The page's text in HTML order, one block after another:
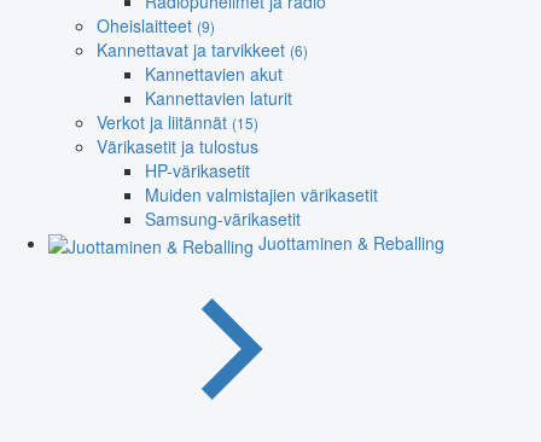
Oheislaitteet (9)
Kannettavat ja tarvikkeet (6)
Kannettavien akut
Kannettavien laturit
Verkot ja liitännät (15)
Värikasetit ja tulostus
HP-värikasetit
Muiden valmistajien värikasetit
Samsung-värikasetit
Juottaminen & Reballing